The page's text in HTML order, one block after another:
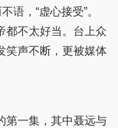
语，“虚心接受”。
都不太好当。台上众
笑声不断，更被媒体
一集，其中聂远与